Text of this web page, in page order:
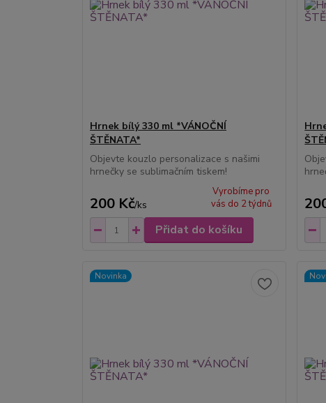
Hrnek bílý 330 ml *VÁNOČNÍ
ŠTĚNATA*
Objevte kouzlo personalizace s našimi
hrnečky se sublimačním tiskem!
200 Kč/ks
Vyrobíme pro
vás do 2 týdnů
Přidat do košíku
Novinka